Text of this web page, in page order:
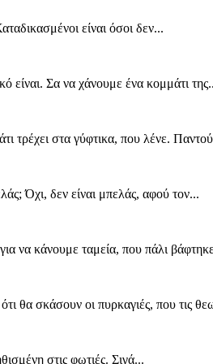
είναι όσοι δεν...
είναι. Σα να χάνουμε ένα κομμάτι
τρέχει στα γύφτικα, που λένε.
Όχι, δεν είναι μπελάς, αφού τον...
να κάνουμε ταμεία, που πάλι
θα σκάσουν οι πυρκαγιές, που τις
στις φωτιές. Σιγά...